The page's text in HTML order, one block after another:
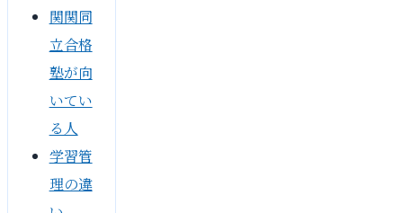
関関同
立合格
塾が向
いてい
る人
学習管
理の違